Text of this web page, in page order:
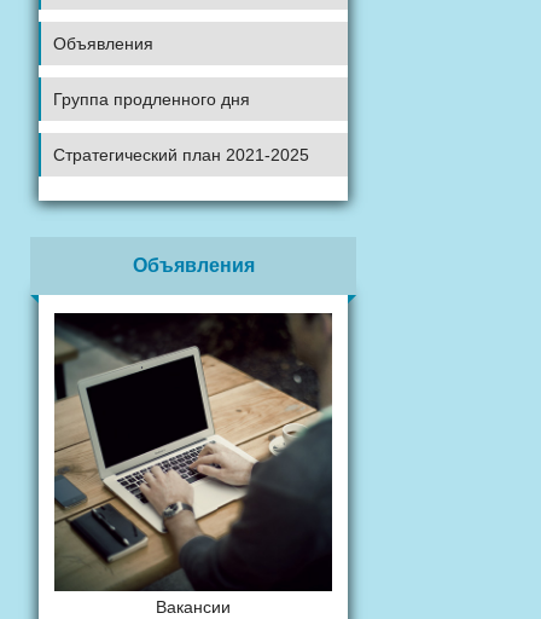
Объявления
Группа продленного дня
Стратегический план 2021-2025
Объявления
Вакансии